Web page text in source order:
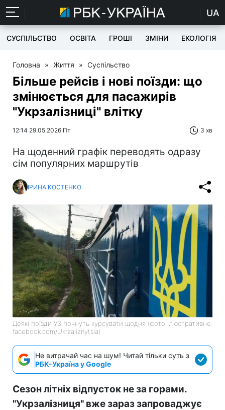
UA
СУСПІЛЬСТВО ОСВІТА ГРОШІ ЗМІНИ ЕКОЛОГІЯ
Головна » Життя » Суспільство
Більше рейсів і нові поїзди: що
змінюється для пасажирів
"Укрзалізниці" влітку
12:14 29.05.2026 Пт 3 хв
На щоденний графік переводять одразу
сім популярних маршрутів
ІРИНА КОСТЕНКО
Деякі поїзди УЗ почнуть курсувати щодня (фото ілюстративне:
facebook.com/Ukrzaliznytsia)
Не витрачай час на шум! Читай тільки суть з
РБК-Україна у Google
Сезон літніх відпусток не за горами.
"Укрзалізниця" вже зараз запроваджує